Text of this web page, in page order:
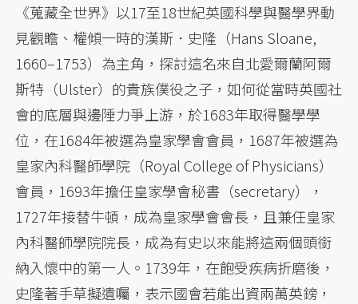
《蒐藏全世界》以17至18世紀英國科學與醫學界動
見觀瞻、權傾一時的漢斯．史隆（Hans Sloane,
1660–1753）為主角，探討這名來自北愛爾蘭阿爾
斯特（Ulster）的貴族僕役之子，如何從當時英國社
會的底層與邊陲力爭上游，於1683年取得醫學學
位，在1684年被選為皇家學會會員，1687年被選為
皇家內科醫師學院（Royal College of Physicians）
會員，1693年擔任皇家學會秘書（secretary），
1727年接替牛頓，成為皇家學會會長，且兼任皇家
內科醫師學院院長，成為有史以來能將這兩個頭銜
納入懷中的第一人。1739年，在飽受疾病折磨後，
史隆著手草擬遺囑，表示國會若能出資兩萬英鎊，